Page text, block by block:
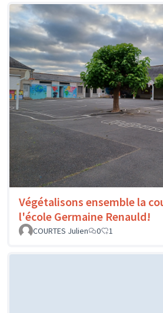
Végétalisons ensemble la
l'école Germaine Renauld!
COURTES Julien
0 1